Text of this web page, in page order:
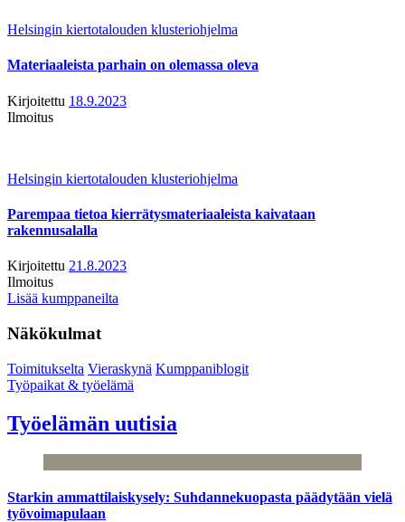
Helsingin kiertotalouden klusteriohjelma
Materiaaleista parhain on olemassa oleva
Kirjoitettu 18.9.2023
Ilmoitus
Helsingin kiertotalouden klusteriohjelma
Parempaa tietoa kierrätysmateriaaleista kaivataan
rakennusalalla
Kirjoitettu 21.8.2023
Ilmoitus
Lisää kumppaneilta
Näkökulmat
Toimitukselta Vieraskynä Kumppaniblogit
Työpaikat & työelämä
Työelämän uutisia
Starkin ammattilaiskysely: Suhdannekuopasta päädytään vielä
työvoimapulaan